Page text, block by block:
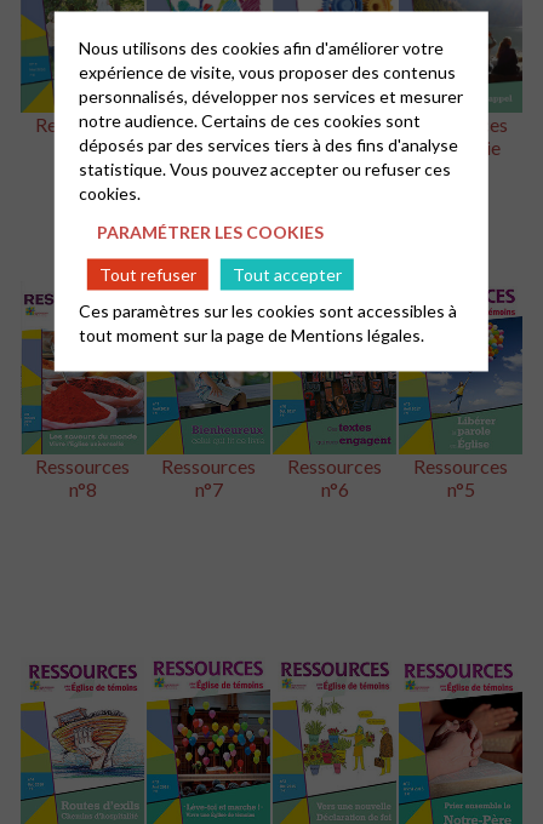
Ressources
n°11
Ressources
n°10
Ressources
n°9
Ressources
hors série
Ressources
n°8
Ressources
n°7
Ressources
n°6
Ressources
n°5
Nous utilisons des cookies afin d'améliorer votre
expérience de visite, vous proposer des contenus
personnalisés, développer nos services et mesurer
notre audience. Certains de ces cookies sont
déposés par des services tiers à des fins d'analyse
statistique. Vous pouvez accepter ou refuser ces
cookies.
PARAMÉTRER LES COOKIES
Tout refuser
Tout accepter
Ces paramètres sur les cookies sont accessibles à
tout moment sur la page deMentions légales.